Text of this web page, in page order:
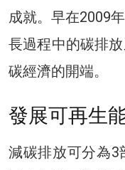
成就。早在2009
長過程中的碳排
碳經濟的開端。
發展可再生
減碳排放可分為3